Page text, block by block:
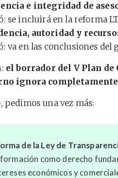
e integridad de
se incluirá en la reforma
autoridad y
va en las conclusiones del
el borrador del V Plan
ignora
pedimos una vez más:
de la Ley de
como derecho
económicos y